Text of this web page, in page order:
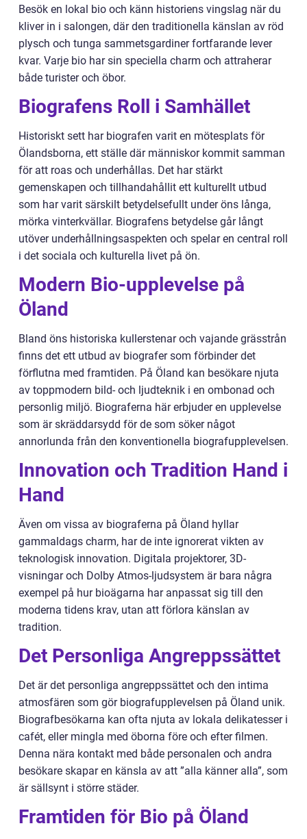
Besök en lokal bio och känn historiens vingslag när du
kliver in i salongen, där den traditionella känslan av röd
plysch och tunga sammetsgardiner fortfarande lever
kvar. Varje bio har sin speciella charm och attraherar
både turister och öbor.
Biografens Roll i Samhället
Historiskt sett har biografen varit en mötesplats för
Ölandsborna, ett ställe där människor kommit samman
för att roas och underhållas. Det har stärkt
gemenskapen och tillhandahållit ett kulturellt utbud
som har varit särskilt betydelsefullt under öns långa,
mörka vinterkvällar. Biografens betydelse går långt
utöver underhållningsaspekten och spelar en central roll
i det sociala och kulturella livet på ön.
Modern Bio-upplevelse på
Öland
Bland öns historiska kullerstenar och vajande grässtrån
finns det ett utbud av biografer som förbinder det
förflutna med framtiden. På Öland kan besökare njuta
av toppmodern bild- och ljudteknik i en ombonad och
personlig miljö. Biograferna här erbjuder en upplevelse
som är skräddarsydd för de som söker något
annorlunda från den konventionella biografupplevelsen.
Innovation och Tradition Hand i
Hand
Även om vissa av biograferna på Öland hyllar
gammaldags charm, har de inte ignorerat vikten av
teknologisk innovation. Digitala projektorer, 3D-
visningar och Dolby Atmos-ljudsystem är bara några
exempel på hur bioägarna har anpassat sig till den
moderna tidens krav, utan att förlora känslan av
tradition.
Det Personliga Angreppssättet
Det är det personliga angreppssättet och den intima
atmosfären som gör biografupplevelsen på Öland unik.
Biografbesökarna kan ofta njuta av lokala delikatesser i
cafét, eller mingla med öborna före och efter filmen.
Denna nära kontakt med både personalen och andra
besökare skapar en känsla av att ”alla känner alla”, som
är sällsynt i större städer.
Framtiden för Bio på Öland